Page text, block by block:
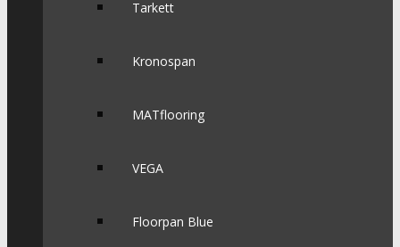
Tarkett
Kronospan
MATflooring
VEGA
Floorpan Blue